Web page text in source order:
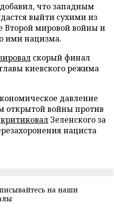
что западным
выйти сухими из
Второй мировой войны и
ими нацизма.
скорый финал
киевского режима
давление
открытой войны против
критиковал Зеленского за
нациста
на наши